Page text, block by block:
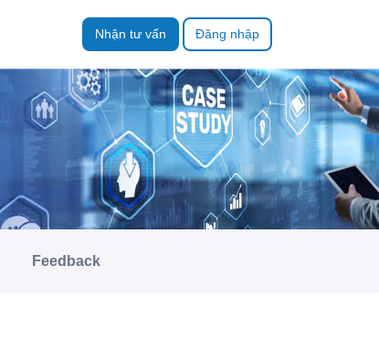
Nhận tư vấn Đăng nhập
Feedback